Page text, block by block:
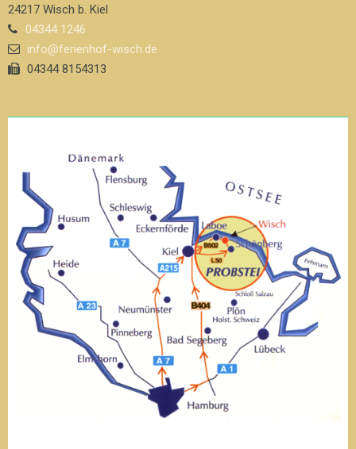
24217 Wisch b. Kiel
04344 1246
info@ferienhof-wisch.de
04344 8154313